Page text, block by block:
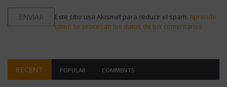
Este sitio usa Akismet para reducir el spam. Aprende
cómo se procesan los datos de tus comentarios.
RECENT POPULAR COMMENTS